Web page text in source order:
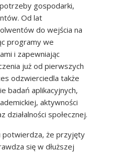
gospodarki,
Od lat
do wejścia na
programy we
i zapewniając
już od pierwszych
odzwierciedla także
badań aplikacyjnych,
aktywności
społecznej.
potwierdza, że przyjęty
się w dłuższej